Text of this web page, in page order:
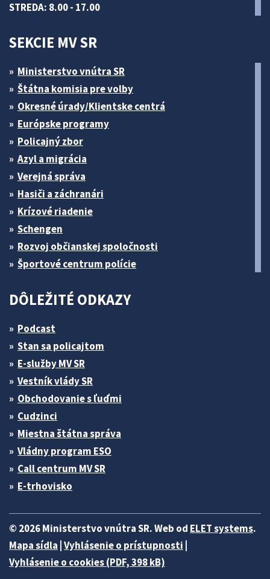
STREDA: 8.00 - 17.00
SEKCIE MV SR
Ministerstvo vnútra SR
Štátna komisia pre volby
Okresné úrady/Klientske centrá
Európske programy
Policajný zbor
Azyl a migrácia
Verejná správa
Hasiči a záchranári
Krízové riadenie
Schengen
Rozvoj občianskej spoločnosti
Športové centrum polície
DÔLEŽITÉ ODKAZY
Podcast
Stan sa policajtom
E-služby MV SR
Vestník vlády SR
Obchodovanie s ľuďmi
Cudzinci
Miestna štátna správa
Vládny program ESO
Call centrum MV SR
E-trhovisko
© 2026 Ministerstvo vnútra SR. Web od ELET systems.
Mapa sídla Vyhlásenie o prístupnosti
Vyhlásenie o cookies (PDF, 398 kB)